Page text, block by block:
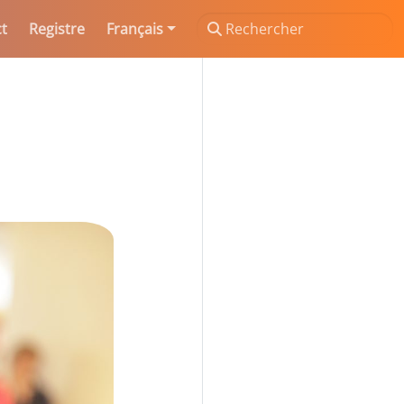
Registre Français